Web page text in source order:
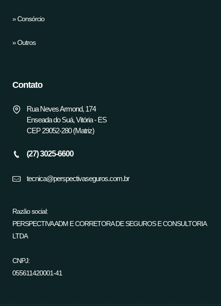
» Consórcio
» Outros
Contato
Rua Neves Armond, 174
Enseada do Suá, Vitória - ES
CEP 29052-280 (Matriz)
(27) 3025-6600
tecnica@perspectivaseguros.com.br
Razão social:
PERSPECTIVA ADM E CORRETORA DE SEGUROS E CONSULTORIA
LTDA
CNPJ:
055611420001-41